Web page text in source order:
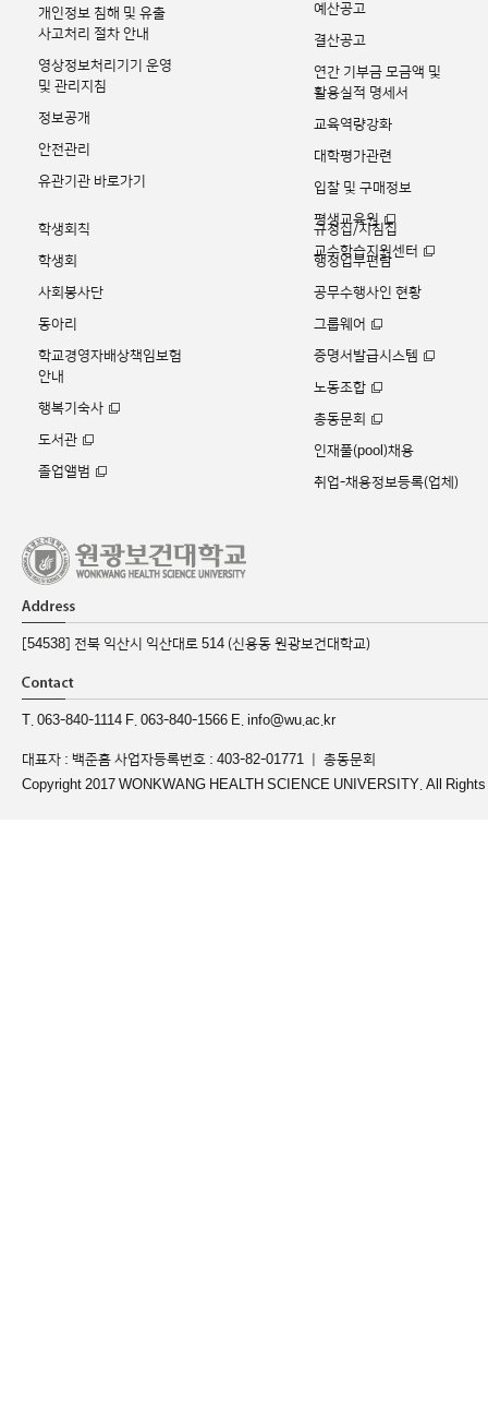
개인정보 침해 및 유출
사고처리 절차 안내
영상정보처리기기 운영
및 관리지침
정보공개
안전관리
유관기관 바로가기
예산공고
결산공고
연간 기부금 모금액 및
활용실적 명세서
교육역량강화
대학평가관련
입찰 및 구매정보
평생교육원
교수학습지원센터
학생회칙
학생회
사회봉사단
동아리
학교경영자배상책임보험
안내
행복기숙사
도서관
졸업앨범
규정집/지침집
행정업무편람
공무수행사인 현황
그룹웨어
증명서발급시스템
노동조합
총동문회
인재풀(pool)채용
취업-채용정보등록(업체)
[54538] 전북 익산시 익산대로 514 (신용동 원광보건대학교)
T. 063-840-1114 F. 063-840-1566 E. info@wu.ac.kr
대표자 : 백준흠 사업자등록번호 : 403-82-01771 ｜ 총동문회
Copyright 2017 WONKWANG HEALTH SCIENCE UNIVERSITY. All